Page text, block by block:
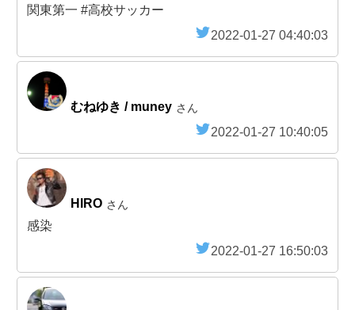
関東第一 #高校サッカー
2022-01-27 04:40:03
むねゆき / muney さん
2022-01-27 10:40:05
HIRO さん
感染
2022-01-27 16:50:03